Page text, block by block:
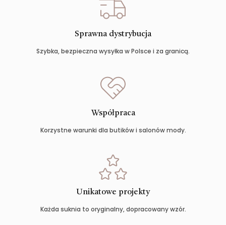
Sprawna dystrybucja
Szybka, bezpieczna wysyłka w Polsce i za granicą.
Współpraca
Korzystne warunki dla butików i salonów mody.
Unikatowe projekty
Każda suknia to oryginalny, dopracowany wzór.